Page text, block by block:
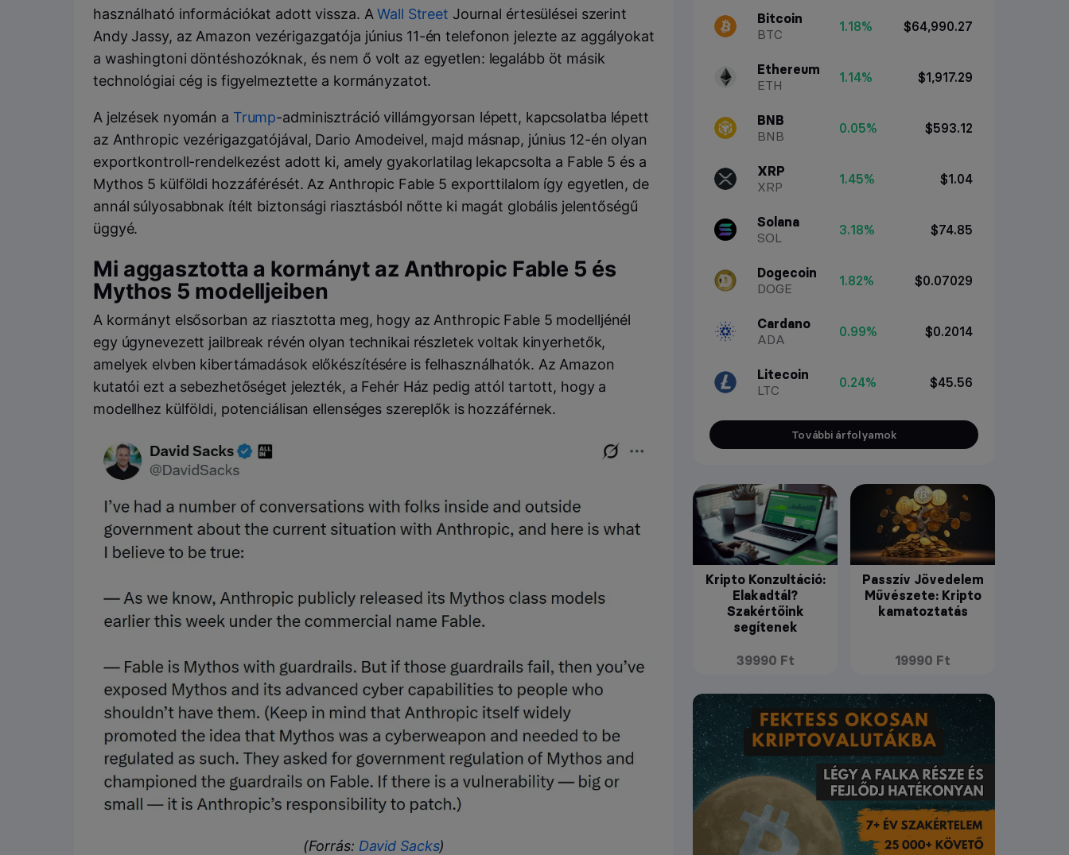
használható információkat adott vissza. AWall Street Journal értesülései szerint
Andy Jassy, az Amazon vezérigazgatója június 11-én telefonon jelezte az aggályokat
a washingtoni döntéshozóknak, és nem ő volt az egyetlen: legalább öt másik
technológiai cég is figyelmeztette a kormányzatot.
A jelzések nyomán a Trump-adminisztráció villámgyorsan lépett, kapcsolatba lépett
az Anthropic vezérigazgatójával, Dario Amodeivel, majd másnap, június 12-én olyan
exportkontroll-rendelkezést adott ki, amely gyakorlatilag lekapcsolta a Fable 5 és a
Mythos 5 külföldi hozzáférését. Az Anthropic Fable 5 exporttilalom így egyetlen, de
annál súlyosabbnak ítélt biztonsági riasztásból nőtte ki magát globális jelentőségű
üggyé.
Mi aggasztotta a kormányt az Anthropic Fable 5 és
Mythos 5 modelljeiben
A kormányt elsősorban az riasztotta meg, hogy az Anthropic Fable 5 modelljénél
egy úgynevezett jailbreak révén olyan technikai részletek voltak kinyerhetők,
amelyek elvben kibertámadások előkészítésére is felhasználhatók. Az Amazon
kutatói ezt a sebezhetőséget jelezték, a Fehér Ház pedig attól tartott, hogy a
modellhez külföldi, potenciálisan ellenséges szereplők is hozzáférnek.
(Forrás: David Sacks)
Bitcoin
BTC
1.18% $64,990.27
Ethereum
ETH
1.14% $1,917.29
BNB
BNB
0.05% $593.12
XRP
XRP
1.45% $1.04
Solana
SOL
3.18% $74.85
Dogecoin
DOGE
1.82% $0.07029
Cardano
ADA
0.99% $0.2014
Litecoin
LTC
0.24% $45.56
További árfolyamok
Kripto Konzultáció:
Elakadtál?
Szakértőink
segítenek
39990 Ft
Passzív Jövedelem
Művészete: Kripto
kamatoztatás
19990 Ft